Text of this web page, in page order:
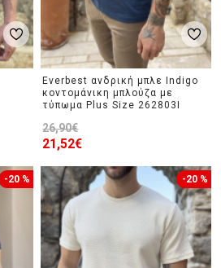
Everbest ανδρική μπλε Indigo
κοντομάνικη μπλούζα με
τύπωμα Plus Size 262803I
21,52€
26,90€
-20 % -20 %